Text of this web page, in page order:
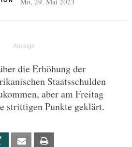
die Erhöhung der
Staatsschulden
aber am Freitag
strittigen Punkte geklärt.
Xing Email